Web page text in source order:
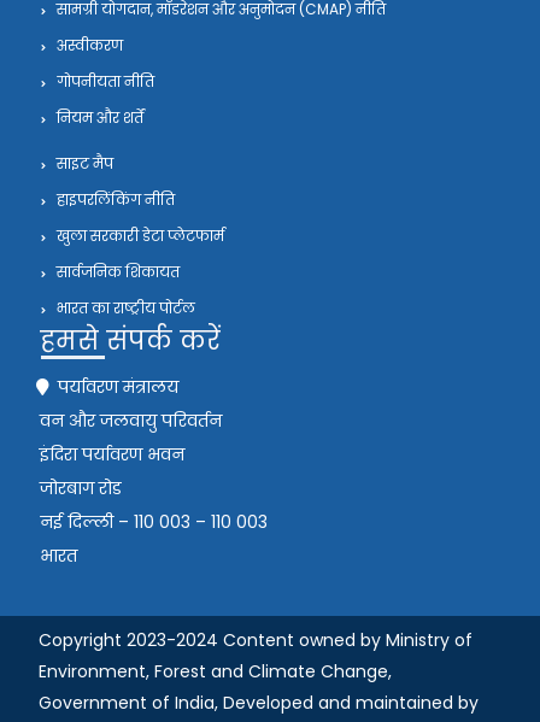
सामग्री योगदान, मॉडरेशन और अनुमोदन (CMAP) नीति
अस्वीकरण
गोपनीयता नीति
नियम और शर्तें
साइट मैप
हाइपरलिंकिंग नीति
खुला सरकारी डेटा प्लेटफार्म
सार्वजनिक शिकायत
भारत का राष्ट्रीय पोर्टल
हमसे संपर्क करें
पर्यावरण मंत्रालय
वन और जलवायु परिवर्तन
इंदिरा पर्यावरण भवन
जोरबाग रोड
नई दिल्ली – 110 003 – 110 003
भारत
Copyright 2023-2024 Content owned by Ministry of
Environment, Forest and Climate Change,
Government of India, Developed and maintained by